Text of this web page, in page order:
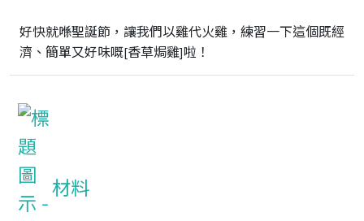
好快就喺聖誕節，讓我們以雞代火雞，練習一下這個既經
濟、簡單又好味嘅[香草焗雞]啦！
材料